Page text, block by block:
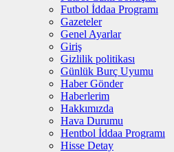
Futbol İddaa Programı
Gazeteler
Genel Ayarlar
Giriş
Gizlilik politikası
Günlük Burç Uyumu
Haber Gönder
Haberlerim
Hakkımızda
Hava Durumu
Hentbol İddaa Programı
Hisse Detay